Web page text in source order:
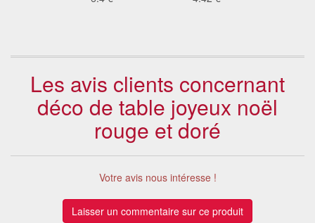
Les avis clients concernant
déco de table joyeux noël
rouge et doré
Votre avis nous intéresse !
Laisser un commentaire sur ce produit